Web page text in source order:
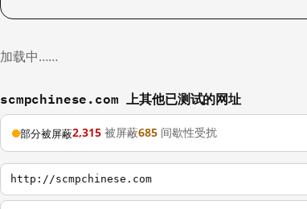
加载中……
scmpchinese.com 上其他已测试的网址
部分被屏蔽2,315 被屏蔽685 间歇性受扰
http://scmpchinese.com